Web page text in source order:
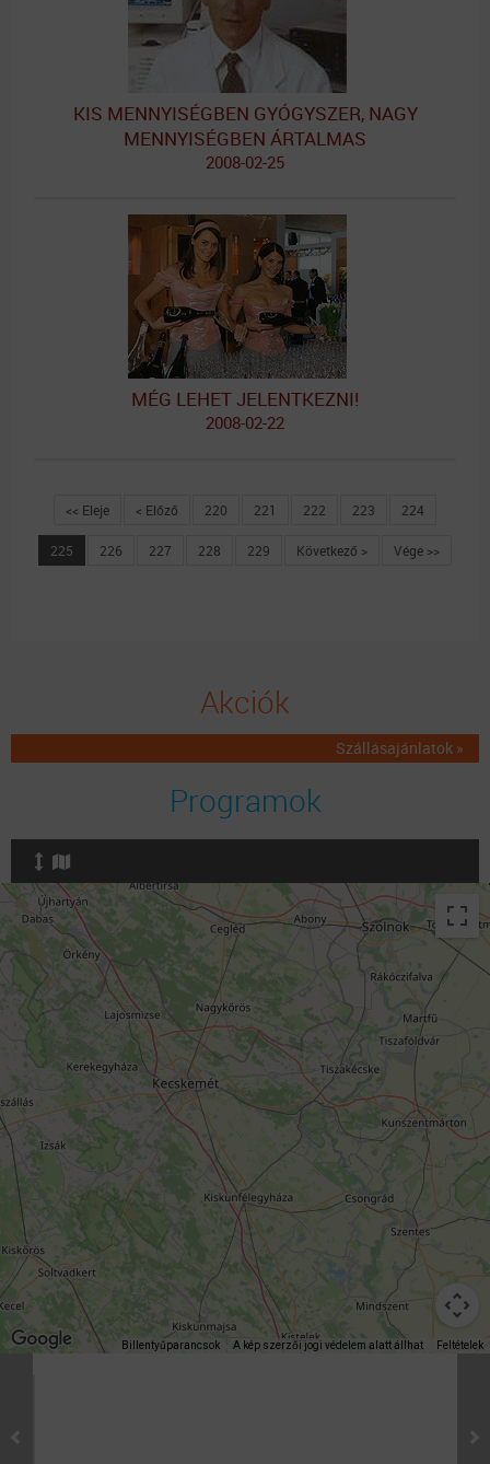
KIS MENNYISÉGBEN GYÓGYSZER, NAGY
MENNYISÉGBEN ÁRTALMAS
2008-02-25
MÉG LEHET JELENTKEZNI!
2008-02-22
<< Eleje < Előző 220 221 222 223 224
225 226 227 228 229 Következő > Vége >>
Akciók
Szállásajánlatok »
Programok
Billentyűparancsok A kép szerzői jogi védelem alatt állhat Feltételek